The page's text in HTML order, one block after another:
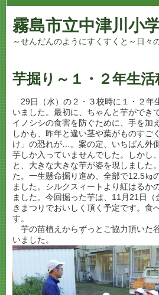
霧島市立中津川小
～せんだんのようにすくすくと～日々
芋掘り～１・２年生活
29日（水）の２・３校時に１・２年
いました。最初に、ちゃんと芋ができ
イノシシの食害を防ぐために、手を加
しかも、昨年と違い茎や葉がものすご
け」の恐れが…。案の定、いちばん外
芋しか入っていませんでした。しかし
と、大きな大きな芋が姿を現しました
た。一生懸命掘り進め、全部で12.5㎏
ました。シルクスィートより紅はるか
ました。今回掘った芋は、11月21日
きまつりでおいしく頂く予定です。食
す。
芋の苗植えからずっとご協力頂いた
いました。